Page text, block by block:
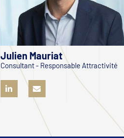
Julien Mauriat
Consultant - Responsable Attractivité